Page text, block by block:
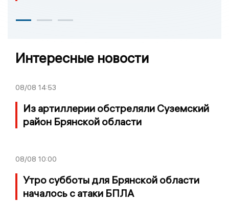
Интересные новости
08/08 14:53
Из артиллерии обстреляли Суземский
район Брянской области
08/08 10:00
Утро субботы для Брянской области
началось с атаки БПЛА